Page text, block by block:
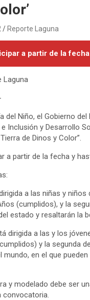
Reporte Laguna
a partir de la
Laguna
del Niño, el Gobierno
Inclusión y Desarrollo
de Dinos y Color”.
a partir de la fecha y
a las niñas y
(cumplidos), y la
estado y resaltarán la
dirigida a las y los
y la segunda
mundo, en el que
y modelado debe ser
convocatoria.